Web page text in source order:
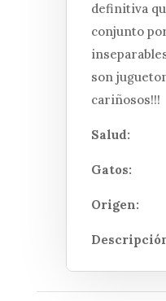
definitiva
conjunto
son
cariñosos!!!
Salud:
Gatos:
Origen: